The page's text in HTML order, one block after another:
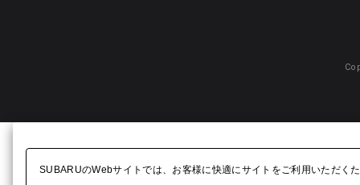
SUBARUのWebサイトでは、お客様に快適にサイトをご利用いただく